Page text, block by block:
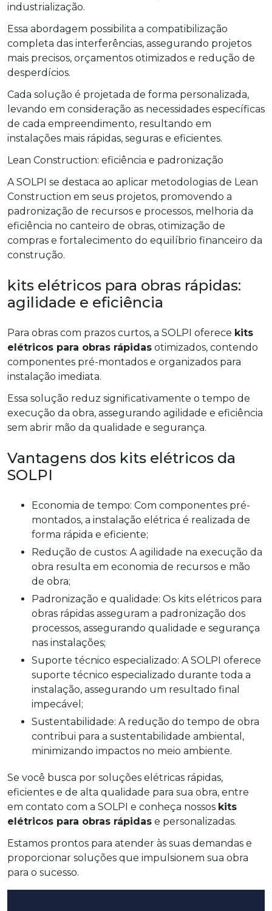
industrialização.
Essa abordagem possibilita a compatibilização
completa das interferências, assegurando projetos
mais precisos, orçamentos otimizados e redução de
desperdícios.
Cada solução é projetada de forma personalizada,
levando em consideração as necessidades específicas
de cada empreendimento, resultando em
instalações mais rápidas, seguras e eficientes.
Lean Construction: eficiência e padronização
A SOLPI se destaca ao aplicar metodologias de Lean
Construction em seus projetos, promovendo a
padronização de recursos e processos, melhoria da
eficiência no canteiro de obras, otimização de
compras e fortalecimento do equilíbrio financeiro da
construção.
kits elétricos para obras rápidas:
agilidade e eficiência
Para obras com prazos curtos, a SOLPI oferece kits
elétricos para obras rápidas otimizados, contendo
componentes pré-montados e organizados para
instalação imediata.
Essa solução reduz significativamente o tempo de
execução da obra, assegurando agilidade e eficiência
sem abrir mão da qualidade e segurança.
Vantagens dos kits elétricos da
SOLPI
Economia de tempo: Com componentes pré-
montados, a instalação elétrica é realizada de
forma rápida e eficiente;
Redução de custos: A agilidade na execução da
obra resulta em economia de recursos e mão
de obra;
Padronização e qualidade: Os kits elétricos para
obras rápidas asseguram a padronização dos
processos, assegurando qualidade e segurança
nas instalações;
Suporte técnico especializado: A SOLPI oferece
suporte técnico especializado durante toda a
instalação, assegurando um resultado final
impecável;
Sustentabilidade: A redução do tempo de obra
contribui para a sustentabilidade ambiental,
minimizando impactos no meio ambiente.
Se você busca por soluções elétricas rápidas,
eficientes e de alta qualidade para sua obra, entre
em contato com a SOLPI e conheça nossos kits
elétricos para obras rápidas e personalizadas.
Estamos prontos para atender às suas demandas e
proporcionar soluções que impulsionem sua obra
para o sucesso.